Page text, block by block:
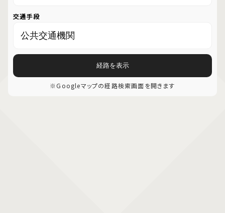
交通手段
経路を表示
※Googleマップの経路検索画面を開きます